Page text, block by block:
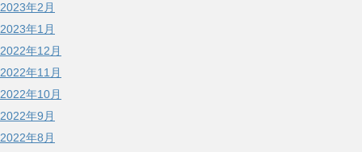
2023年2月
2023年1月
2022年12月
2022年11月
2022年10月
2022年9月
2022年8月